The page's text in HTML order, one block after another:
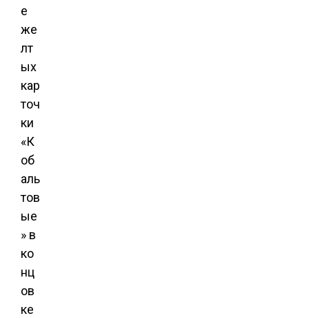
е
же
лт
ых
кар
точ
ки
«К
об
аль
тов
ые
» в
ко
нц
ов
ке